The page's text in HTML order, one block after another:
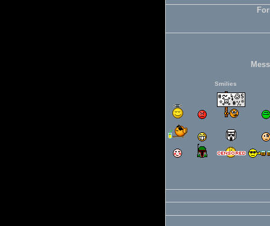
Smilies